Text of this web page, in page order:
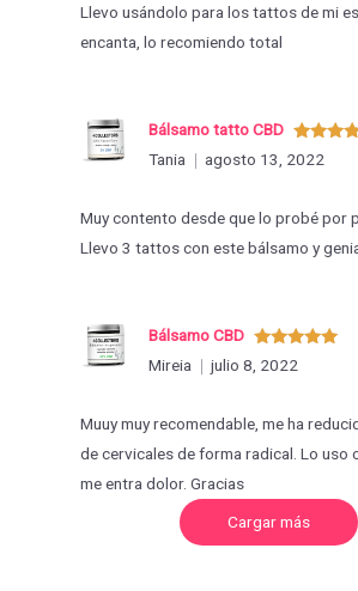
Llevo usándolo para los tattos de mi
encanta, lo recomiendo total
Valorado
con
Bálsamo tatto CBD
Tania
agosto 13, 2022
Muy contento desde que lo probé por
Llevo 3 tattos con este bálsamo y
Valorado
con5de 5
Bálsamo CBD
Mireia
julio 8, 2022
Muuy muy recomendable, me ha
de cervicales de forma radical. Lo uso
me entra dolor. Gracias
Cargar másC
r